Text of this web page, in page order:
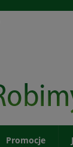
Promocje